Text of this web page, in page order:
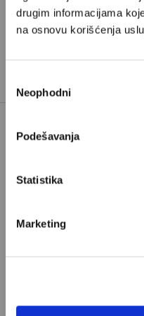
drugim informacijama
na osnovu korišćenja
сагласности
Neophodni
Podešavanja
Statistika
Marketing
Poštovani, da biste
premium
odaberete
Ognjen Radonjićje